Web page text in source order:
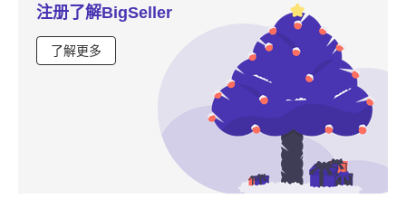
注册了解BigSeller
了解更多